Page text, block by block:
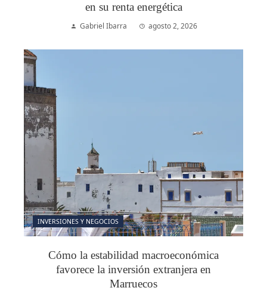
en su renta energética
Gabriel Ibarra agosto 2, 2026
INVERSIONES Y NEGOCIOS
Cómo la estabilidad macroeconómica
favorece la inversión extranjera en
Marruecos